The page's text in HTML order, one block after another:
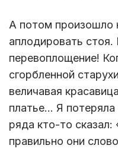
А потом произошло
аплодировать стоя.
перевоплощение!
сгорбленной
величавая
платье... Я
ряда кто-то
правильно они